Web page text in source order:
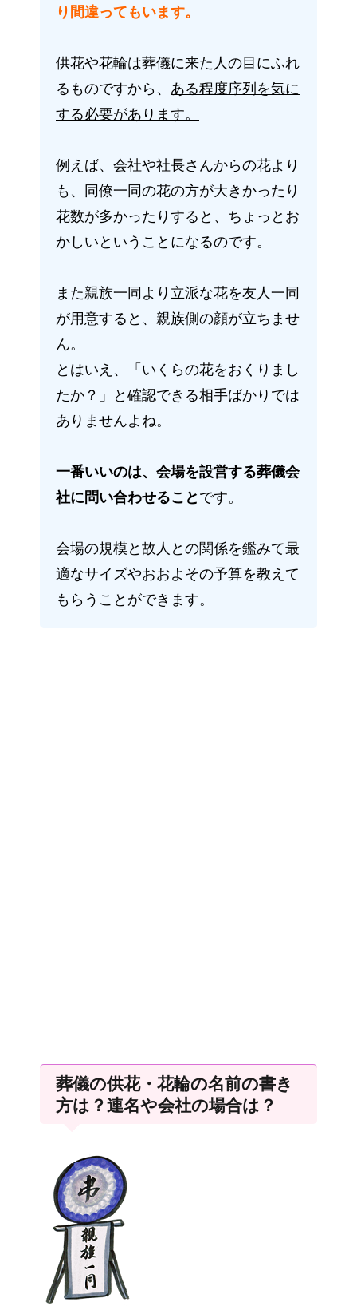
り間違ってもいます。
供花や花輪は葬儀に来た人の目にふれ
るものですから、 ある程度序列を気に
する必要があります。
例えば、会社や社長さんからの花より
も、同僚一同の花の方が大きかったり
花数が多かったりすると、ちょっとお
かしいということになるのです。
また親族一同より立派な花を友人一同
が用意すると、親族側の顔が立ちませ
ん。
とはいえ、「いくらの花をおくりまし
たか？」と確認できる相手ばかりでは
ありませんよね。
一番いいのは、会場を設営する葬儀会
社に問い合わせること です。
会場の規模と故人との関係を鑑みて最
適なサイズやおおよその予算を教えて
もらうことができます。
葬儀の供花・花輪の名前の書き
方は？連名や会社の場合は？